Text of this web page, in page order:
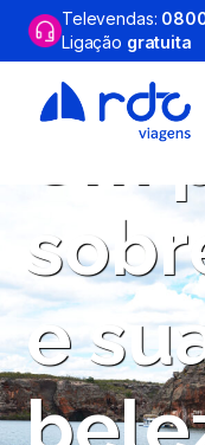
Televendas:
Ligação gratuita
Um
e